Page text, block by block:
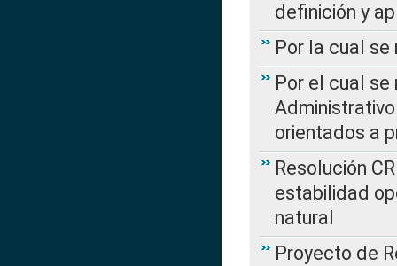
definición y
Por la cual
Por el cual
orientados a
Resolución
estabilidad
natural
Proyecto de